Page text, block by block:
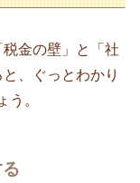
金の壁」と「社
、ぐっとわかり
う。